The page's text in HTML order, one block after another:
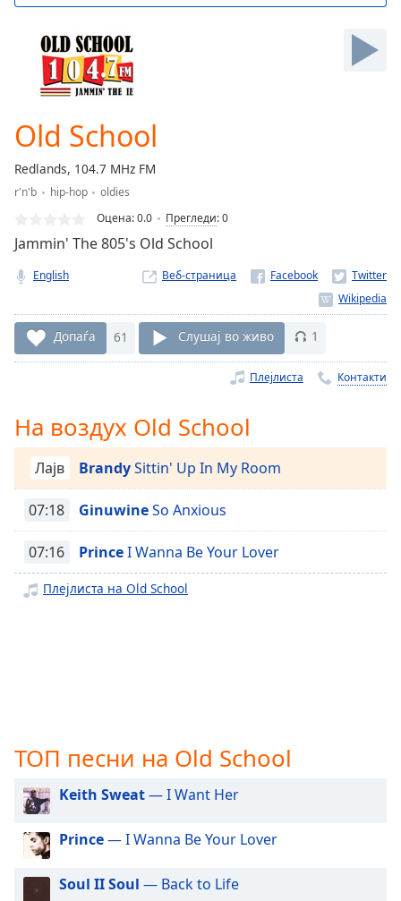
Skip
Forward
Current
Loaded:
0.00%
Type
LIVE
Seek to
live,
currently
Remaining
Time-
Playback
Chapters
Chapters
Descriptions
descriptions
off,
subtitles
settings
dialog
subtitles
selected
Audio
Track
Old School
Redlands, 104.7 MHz FM
r'n'b hip-hop
oldies
Оцена:0.0 Прегледи:0
Jammin' The 805's Old School
English Веб-страница
Допаѓа 61 Слушај во живо 1
Плејлиста Контакти
На воздух Old School
Лајв BrandySittin' Up In My Room
07:18 GinuwineSo Anxious
07:16 PrinceI Wanna Be Your Lover
Плејлиста на Old School
ТОП песни на Old School
Keith Sweat— I Want Her
Prince— I Wanna Be Your Lover
Soul II Soul — Back to Life